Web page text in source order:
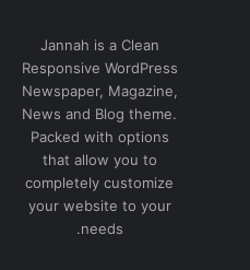
Jannah is a Clean
Responsive WordPress
Newspaper, Magazine,
News and Blog theme.
Packed with options
that allow you to
completely customize
your website to your
needs.